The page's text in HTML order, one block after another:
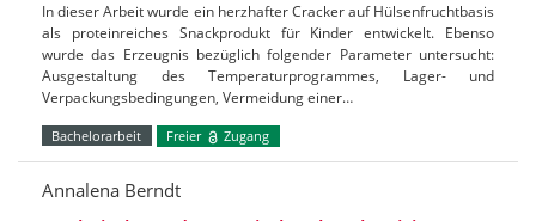
In dieser Arbeit wurde ein herzhafter Cracker auf Hülsenfruchtbasis
als proteinreiches Snackprodukt für Kinder entwickelt. Ebenso
wurde das Erzeugnis bezüglich folgender Parameter untersucht:
Ausgestaltung des Temperaturprogrammes, Lager- und
Verpackungsbedingungen, Vermeidung einer…
Bachelorarbeit Freier Zugang
Annalena Berndt